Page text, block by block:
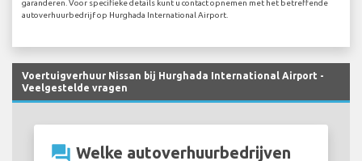
garanderen. Voor specifieke details kunt u contact opnemen met het betreffende
autoverhuurbedrijf op Hurghada International Airport.
Voertuigverhuur Nissan bij Hurghada International Airport -
Veelgestelde vragen
question_answer Welke autoverhuurbedrijven